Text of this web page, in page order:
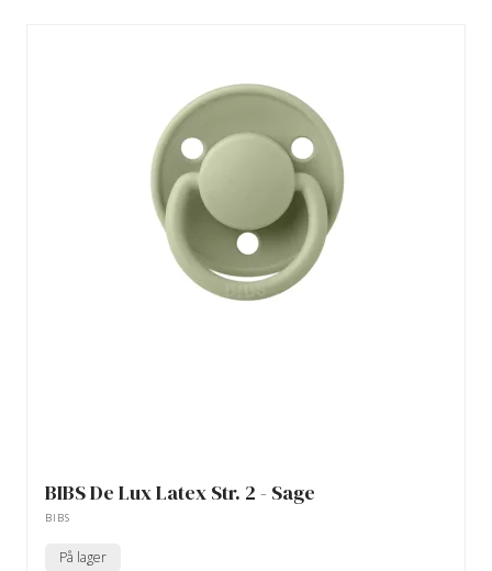
BIBS De Lux Latex Str. 2 - Sage
BIBS
På lager